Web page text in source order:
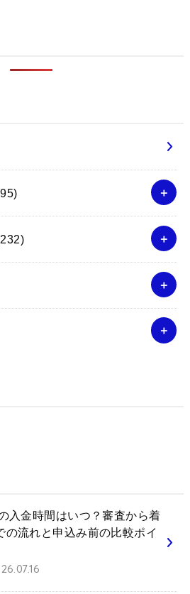
入金時間はいつ？審査から着
の流れと申込み前の比較ポイ